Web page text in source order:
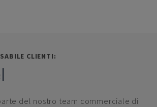
CLIENTI:
del nostro team commerciale di